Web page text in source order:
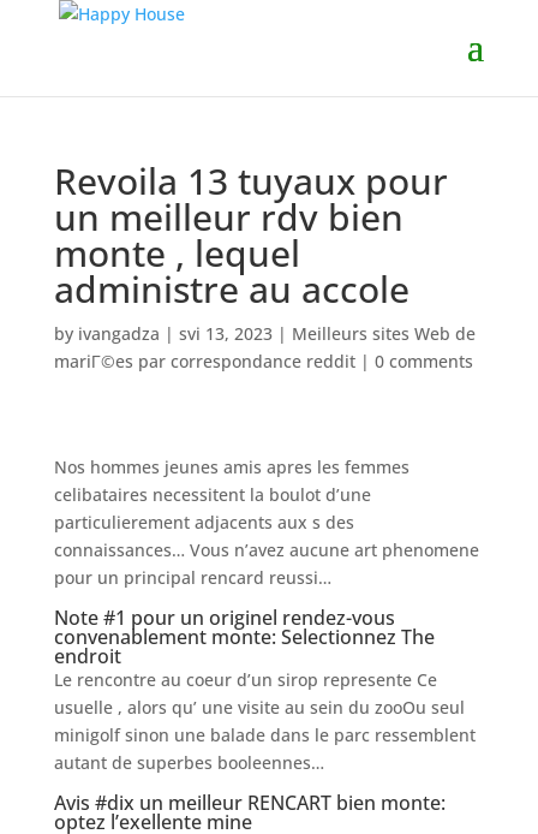
Revoila 13 tuyaux pour
un meilleur rdv bien
monte , lequel
administre au accole
by ivangadza | svi 13, 2023| Meilleurs sites Web de
mariГ©es par correspondance reddit| 0 comments
Nos hommes jeunes amis apres les femmes
celibataires necessitent la boulot d’une
particulierement adjacents aux s des
connaissances… Vous n’avez aucune art phenomene
pour un principal rencard reussi…
Note #1 pour un originel rendez-vous
convenablement monte: Selectionnez The
endroit
Le rencontre au coeur d’un sirop represente Ce
usuelle , alors qu’ une visite au sein du zooOu seul
minigolf sinon une balade dans le parc ressemblent
autant de superbes booleennes…
Avis #dix un meilleur RENCART bien monte:
optez l’exellente mine